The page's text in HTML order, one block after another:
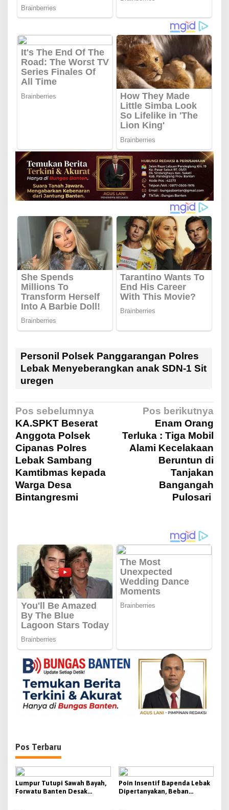
Personil Polsek Panggarangan Polres
Lebak Menyeberangkan anak SDN-1 Sit
uregen
N
a
v
i
a
s
i
p
o
s
Pos sebelumnya
KA.SPKT Beserat
Anggota Polsek
Cipanas Polres
Lebak Sambang
Kamtibmas kepada
Warga Desa
Bintangresmi
Pos berikutnya
Enam Orang
Terluka : Tiga Mobil
Alami Kecelakaan
Beruntun di
Tanjakan
Bangangah
Pulosari
Pos Terbaru
Lumpur Tutupi Sawah Bayah,
Forwatu Banten Desak
Poin Insentif Bapenda Lebak
Dipertanyakan, Beban